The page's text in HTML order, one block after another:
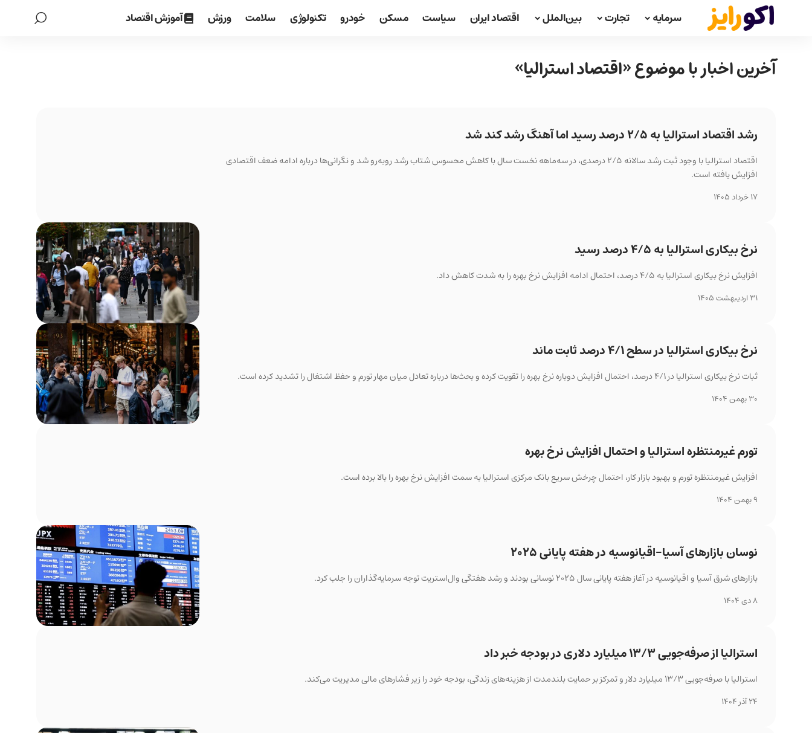
سرمایه تجارت بین‌الملل اقتصاد ایران سیاست مسکن خودرو تکنولوژی سلامت ورزش آموزش اقتصاد
آخرین اخبار با موضوع «اقتصاد استرالیا»
رشد اقتصاد استرالیا به ۲/۵ درصد رسید اما آهنگ رشد کند شد
اقتصاد استرالیا با وجود ثبت رشد سالانه ۲/۵ درصدی، در سه‌ماهه نخست سال با کاهش محسوس شتاب رشد روبه‌رو شد و نگرانی‌ها درباره ادامه ضعف اقتصادی
افزایش یافته است.
17 خرداد 1405
نرخ بیکاری استرالیا به ۴/۵ درصد رسید
افزایش نرخ بیکاری استرالیا به ۴/۵ درصد، احتمال ادامه افزایش نرخ بهره را به شدت کاهش داد.
31 اردیبهشت 1405
نرخ بیکاری استرالیا در سطح ۴/۱ درصد ثابت ماند
ثبات نرخ بیکاری استرالیا در ۴/۱ درصد، احتمال افزایش دوباره نرخ بهره را تقویت کرده و بحث‌ها درباره تعادل میان مهار تورم و حفظ اشتغال را تشدید کرده است.
30 بهمن 1404
تورم غیرمنتظره استرالیا و احتمال افزایش نرخ بهره
افزایش غیرمنتظره تورم و بهبود بازار کار، احتمال چرخش سریع بانک مرکزی استرالیا به سمت افزایش نرخ بهره را بالا برده است.
9 بهمن 1404
نوسان بازارهای آسیا-اقیانوسیه در هفته پایانی ۲۰۲۵
بازارهای شرق آسیا و اقیانوسیه در آغاز هفته پایانی سال ۲۰۲۵ نوسانی بودند و رشد هفتگی وال‌استریت توجه سرمایه‌گذاران را جلب کرد.
8 دی 1404
استرالیا از صرفه‌جویی ۱۳/۳ میلیارد دلاری در بودجه خبر داد
استرالیا با صرفه‌جویی ۱۳/۳ میلیارد دلار و تمرکز بر حمایت بلندمدت از هزینه‌های زندگی، بودجه خود را زیر فشارهای مالی مدیریت می‌کند.
24 آذر 1404